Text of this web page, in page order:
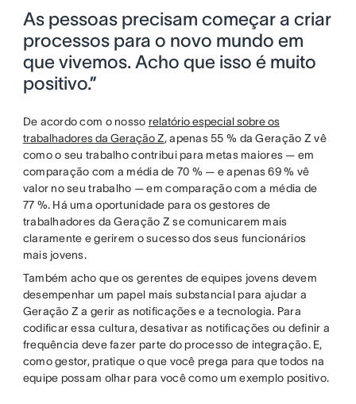
As pessoas precisam começar a criar
processos para o novo mundo em
que vivemos. Acho que isso é muito
positivo.”
De acordo com o nosso relatório especial sobre os
trabalhadores da Geração Z, apenas 55 % da Geração Z vê
como o seu trabalho contribui para metas maiores — em
comparação com a média de 70 % — e apenas 69 % vê
valor no seu trabalho — em comparação com a média de
77 %. Há uma oportunidade para os gestores de
trabalhadores da Geração Z se comunicarem mais
claramente e gerirem o sucesso dos seus funcionários
mais jovens.
Também acho que os gerentes de equipes jovens devem
desempenhar um papel mais substancial para ajudar a
Geração Z a gerir as notificações e a tecnologia. Para
codificar essa cultura, desativar as notificações ou definir a
frequência deve fazer parte do processo de integração. E,
como gestor, pratique o que você prega para que todos na
equipe possam olhar para você como um exemplo positivo.